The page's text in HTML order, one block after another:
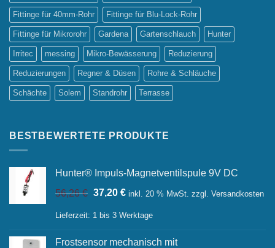
Fittinge für 40mm-Rohr Fittinge für Blu-Lock-Rohr
Fittinge für Mikrorohr Gardena Gartenschlauch Hunter
Irritec messing Mikro-Bewässerung Reduzierung
Reduzierungen Regner & Düsen Rohre & Schläuche
Schächte Solem Standrohr Terrasse
BESTBEWERTETE PRODUKTE
Hunter® Impuls-Magnetventilspule 9V DC
56,26€ Ursprünglicher
war:
37,20 €Aktueller
ist:
inkl. 20 % MwSt. zzgl. Versandkosten
Lieferzeit: 1 bis 3 Werktage
Frostsensor mechanisch mit